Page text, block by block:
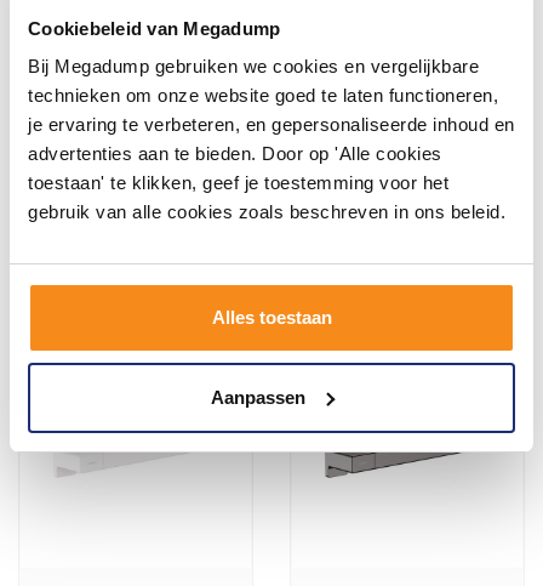
Cookiebeleid van Megadump
Bij Megadump gebruiken we cookies en vergelijkbare
technieken om onze website goed te laten functioneren,
je ervaring te verbeteren, en gepersonaliseerde inhoud en
advertenties aan te bieden. Door op 'Alle cookies
toestaan' te klikken, geef je toestemming voor het
gebruik van alle cookies zoals beschreven in ons beleid.
Alles toestaan
Aanpassen
Badgreep Haceka Kosmos
30 cm Mat Wit
54,44
44,99
Meer info
Badgreep Hotbath Cobber
(15 Verschillende Kleuren)
5 tot 7 werkdagen
150,00
Meer info